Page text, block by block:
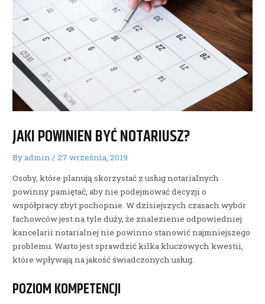
JAKI POWINIEN BYĆ NOTARIUSZ?
Byadmin/27 września, 2019
Osoby, które planują skorzystać z usług notarialnych
powinny pamiętać, aby nie podejmować decyzji o
współpracy zbyt pochopnie. W dzisiejszych czasach wybór
fachowców jest na tyle duży, że znalezienie odpowiedniej
kancelarii notarialnej nie powinno stanowić najmniejszego
problemu. Warto jest sprawdzić kilka kluczowych kwestii,
które wpływają na jakość świadczonych usług.
POZIOM KOMPETENCJI